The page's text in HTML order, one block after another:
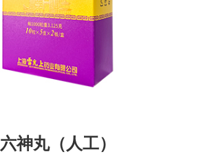
六神丸（人工）